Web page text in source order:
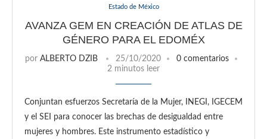
Estado de México
AVANZA GEM EN CREACIÓN DE ATLAS DE
GÉNERO PARA EL EDOMÉX
por ALBERTO DZIB 25/10/2020
0 comentarios
2 minutos leer
Conjuntan esfuerzos Secretaría de la Mujer, INEGI, IGECEM
y el SEI para conocer las brechas de desigualdad entre
mujeres y hombres. Este instrumento estadístico y